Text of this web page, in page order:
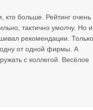
больше. Рейтинг очень
тактично умолчу. Но и
рекомендации. Только
от одной фирмы. А
с коллегой. Весёлое